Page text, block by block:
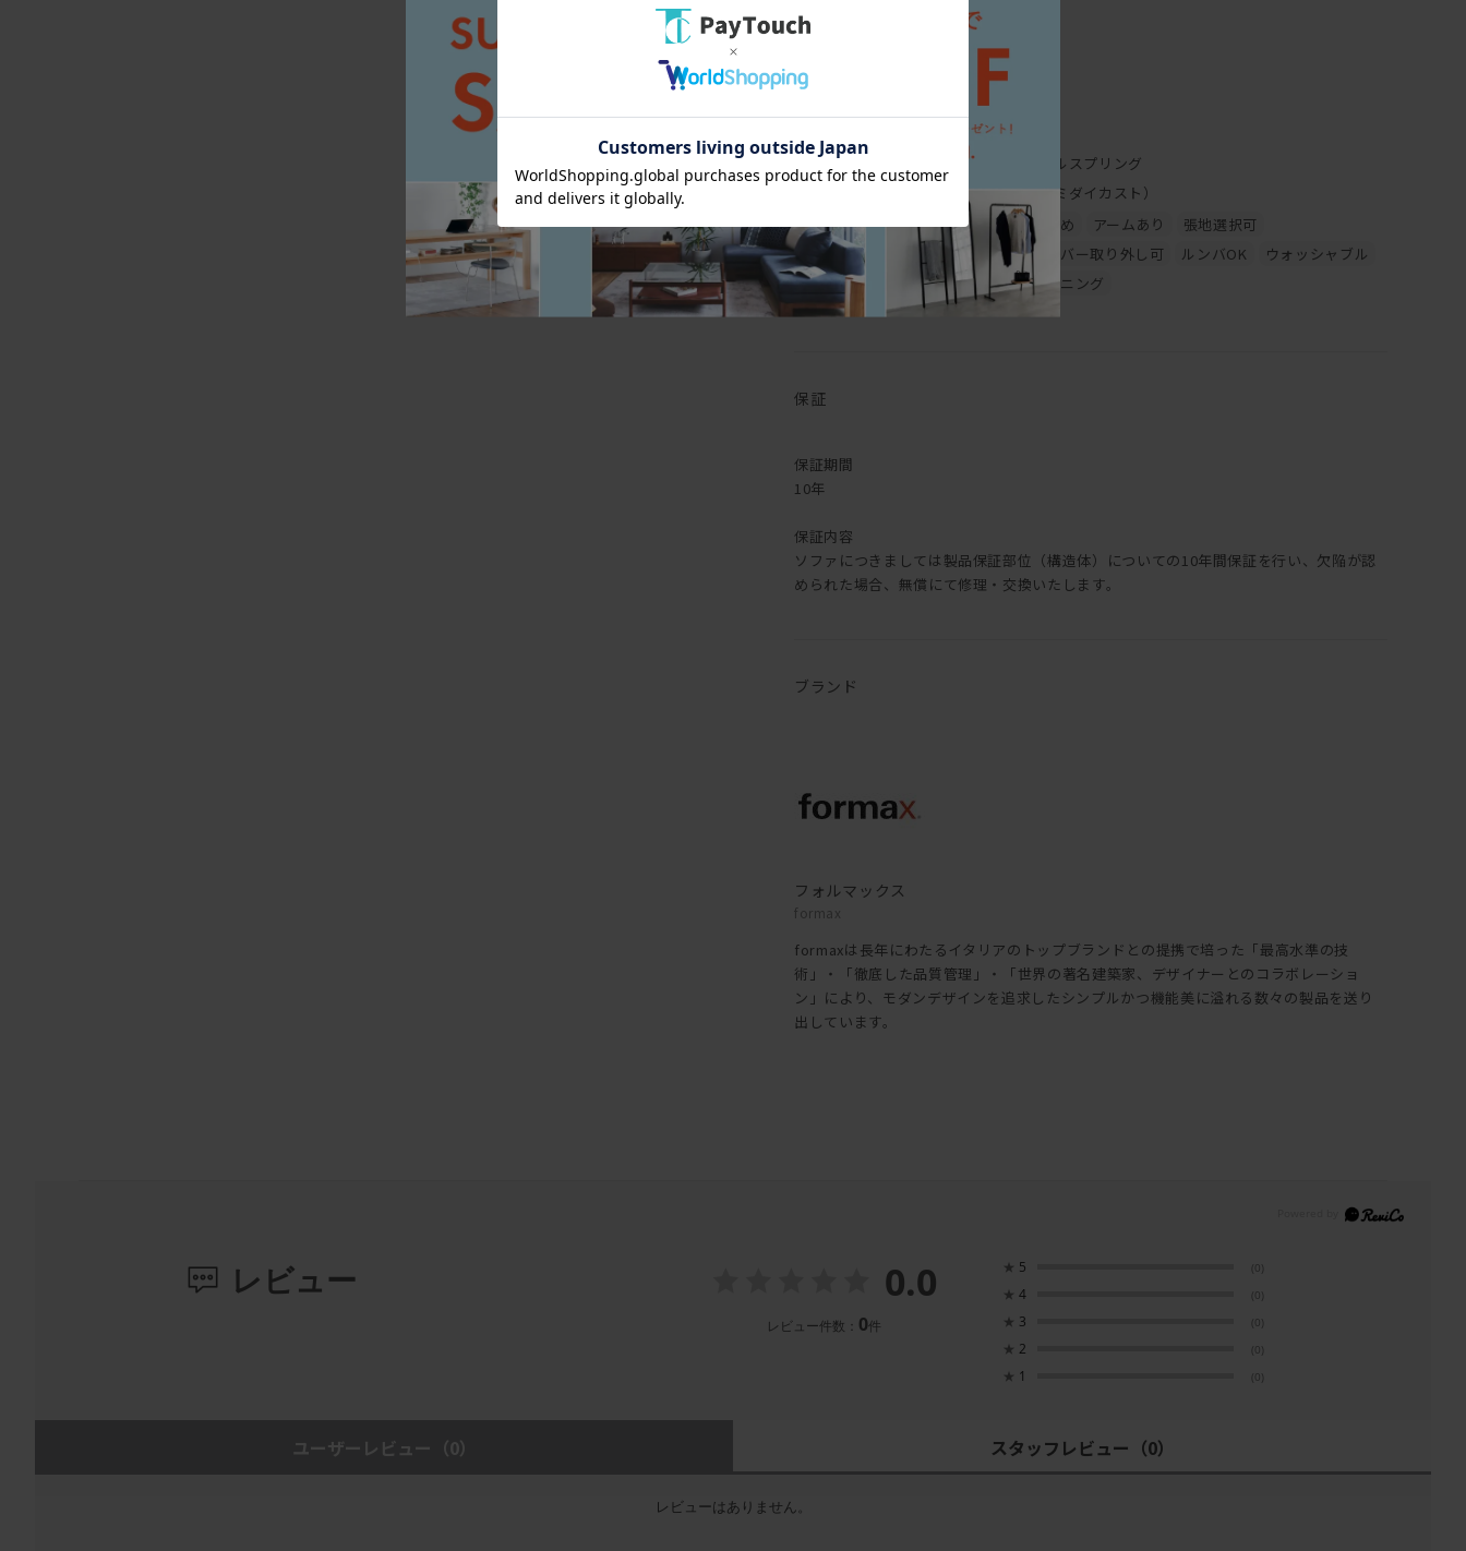
座面はポケットコイル。体圧が分散され安定した座り心地と、
耐久性を高めたロングライフソファ・・！！
軽快感あるアルミダイキャストの脚部は、ルンバ通ります。
最近、ルンバが通るという条件をソファ選びで
重視する方がなかなか多いのですが、通りますルンバ。通ルンバ。
サイズバリエーションも豊富です。L字型じゃなく両肘タイプもございます。
張地もすごくすごくすごく沢山あります。
デザインは前述の通りすこぶるシンプルなので、
ソファだけ買い換えるって場合も他の家具と合わせやすい！
・・・もうあれですね。選ばない理由がない。
皆さん、お引っ越しの際はぜひご検討下さい。
意外とお値段も高くありません。コスパ最強です。
クッションは
[幅(W)]
163-183cm
92cm
[高さ(H)]
70cm
39cm
15cm
[本体]
ポケットコイルスプリング
金属脚（アルミダイカスト）
全体的にかため アームあり
張地選択可
クッションカバー取り外し可
ルンバOK
ウォッシャブル
ドライクリーニング
保証
保証期間
10年
保証内容
ソファにつきましては製品保証部位（構造体）についての10年間保証を行い、欠陥が認
められた場合、無償にて修理・交換いたします。
ブランド
フォルマックス
formax
formaxは長年にわたるイタリアのトップブランドとの提携で培った「最高水準の技
術」・「徹底した品質管理」・「世界の著名建築家、デザイナーとのコラボレーショ
ン」により、モダンデザインを追求したシンプルかつ機能美に溢れる数々の製品を送り
出しています。
レビュー 0.0
レビュー件数： 0件
★ 5 (0)
★ 4 (0)
★ 3 (0)
★ 2 (0)
★ 1 (0)
ユーザーレビュー （0） スタッフレビュー （0）
レビューはありません。